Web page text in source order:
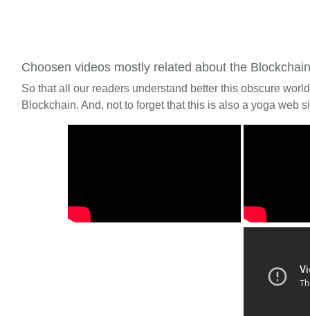
Choosen videos mostly related about the Blockchain
So that all our readers understand better this obscure
Blockchain. And, not to forget that this is also a yoga web